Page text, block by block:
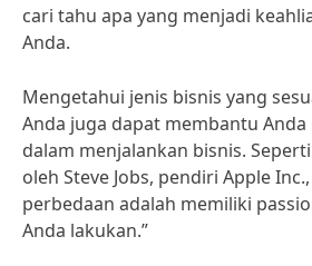
cari tahu apa yang menjadi
Anda.
Mengetahui jenis bisnis yang
Anda juga dapat membantu
dalam menjalankan bisnis.
oleh Steve Jobs, pendiri Apple
perbedaan adalah memiliki
Anda lakukan.”